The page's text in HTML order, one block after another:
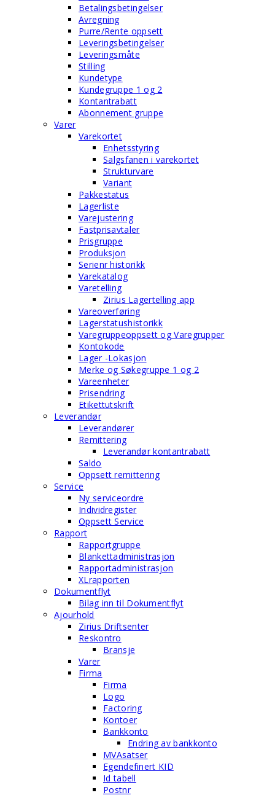
Betalingsbetingelser
Avregning
Purre/Rente oppsett
Leveringsbetingelser
Leveringsmåte
Stilling
Kundetype
Kundegruppe 1 og 2
Kontantrabatt
Abonnement gruppe
Varer
Varekortet
Enhetsstyring
Salgsfanen i varekortet
Strukturvare
Variant
Pakkestatus
Lagerliste
Varejustering
Fastprisavtaler
Prisgruppe
Produksjon
Serienr historikk
Varekatalog
Varetelling
Zirius Lagertelling app
Vareoverføring
Lagerstatushistorikk
Varegruppeoppsett og Varegrupper
Kontokode
Lager -Lokasjon
Merke og Søkegruppe 1 og 2
Vareenheter
Prisendring
Etikettutskrift
Leverandør
Leverandører
Remittering
Leverandør kontantrabatt
Saldo
Oppsett remittering
Service
Ny serviceordre
Individregister
Oppsett Service
Rapport
Rapportgruppe
Blankettadministrasjon
Rapportadministrasjon
XLrapporten
Dokumentflyt
Bilag inn til Dokumentflyt
Ajourhold
Zirius Driftsenter
Reskontro
Bransje
Varer
Firma
Firma
Logo
Factoring
Kontoer
Bankkonto
Endring av bankkonto
MVAsatser
Egendefinert KID
Id tabell
Postnr